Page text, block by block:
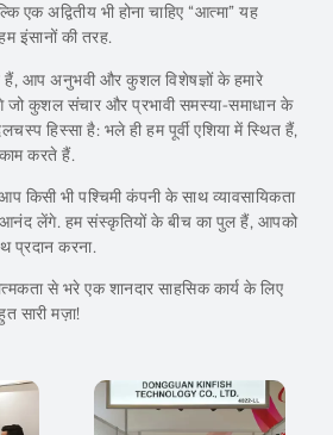
एक अद्वितीय भी होना चाहिए “आत्मा” यह
इंसानों की तरह.
हैं, आप अनुभवी और कुशल विशेषज्ञों के हमारे
कुशल संचार और प्रभावी समस्या-समाधान के
हिस्सा है: भले ही हम पूर्वी एशिया में स्थित हैं,
करते हैं.
किसी भी पश्चिमी कंपनी के साथ व्यावसायिकता
लेंगे. हम संस्कृतियों के बीच का पुल हैं, आपको
प्रदान करना.
से भरे एक शानदार साहसिक कार्य के लिए
सारी मज़ा!